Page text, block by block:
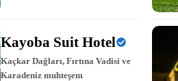
Kayoba Suit Hotel
Kaçkar Dağları, Fırtına Vadisi ve
Karadeniz muhteşem